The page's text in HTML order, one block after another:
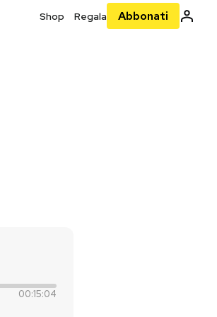
Shop Regala Abbonati
00:15:04